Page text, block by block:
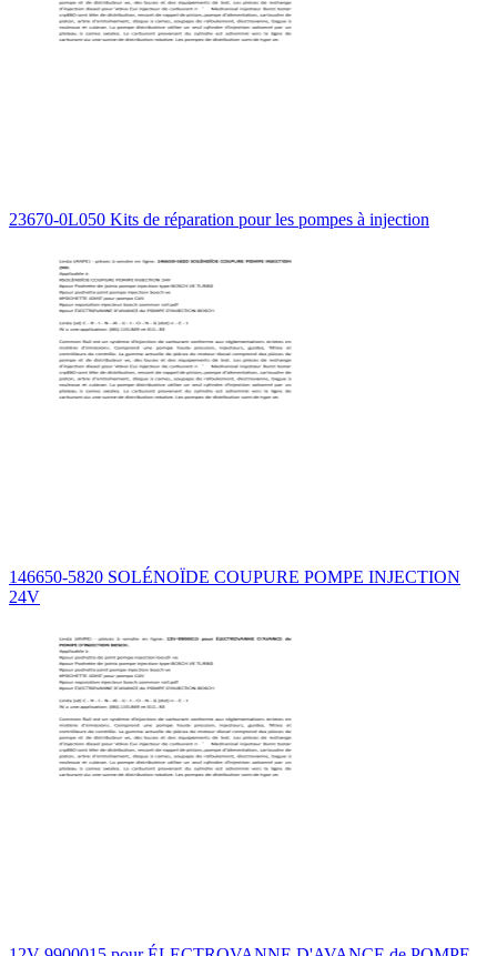
23670-0L050 Kits de réparation pour les pompes à injection
146650-5820 SOLÉNOÏDE COUPURE POMPE INJECTION
24V